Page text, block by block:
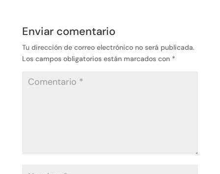
Enviar comentario
Tu dirección de correo electrónico no será publicada.
Los campos obligatorios están marcados con *